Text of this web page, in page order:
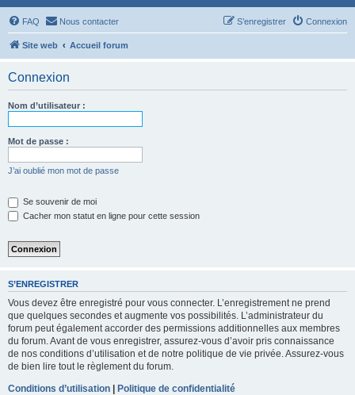
FAQ Nous contacter Connexion
S’enregistrer
Site web Accueil forum
Connexion
Nom d’utilisateur :
Mot de passe :
J’ai oublié mon mot de passe
Se souvenir de moi
Cacher mon statut en ligne pour cette session
S’ENREGISTRER
Vous devez être enregistré pour vous connecter. L’enregistrement ne prend
que quelques secondes et augmente vos possibilités. L’administrateur du
forum peut également accorder des permissions additionnelles aux membres
du forum. Avant de vous enregistrer, assurez-vous d’avoir pris connaissance
de nos conditions d’utilisation et de notre politique de vie privée. Assurez-vous
de bien lire tout le règlement du forum.
Conditions d’utilisation | Politique de confidentialité